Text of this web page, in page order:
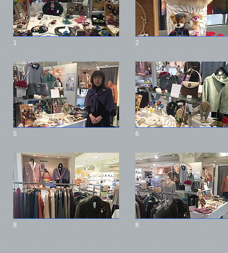
1 2
5 6
8 8